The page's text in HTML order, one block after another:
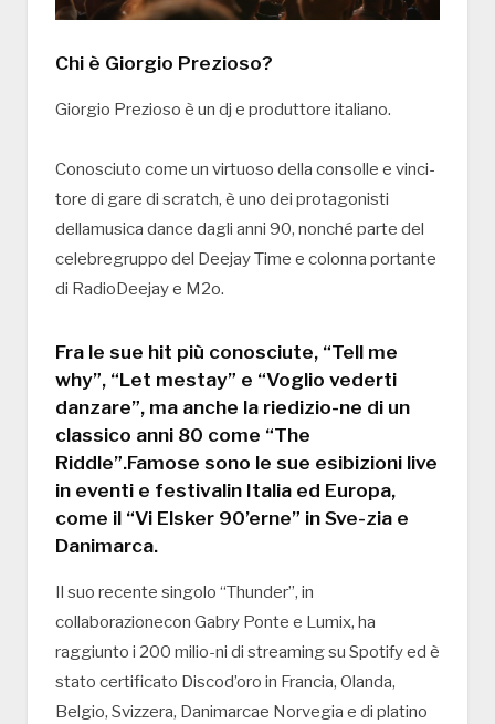
Chi è Giorgio Prezioso?
Giorgio Prezioso è un dj e produttore italiano.
Conosciuto come un virtuoso della consolle e vinci-
tore di gare di scratch, è uno dei protagonisti
dellamusica dance dagli anni 90, nonché parte del
celebregruppo del Deejay Time e colonna portante
di RadioDeejay e M2o.
Fra le sue hit più conosciute, “Tell me
why”, “Let mestay” e “Voglio vederti
danzare”, ma anche la riedizio-ne di un
classico anni 80 come “The
Riddle”.Famose sono le sue esibizioni live
in eventi e festivalin Italia ed Europa,
come il “Vi Elsker 90’erne” in Sve-zia e
Danimarca.
Il suo recente singolo “Thunder”, in
collaborazionecon Gabry Ponte e Lumix, ha
raggiunto i 200 milio-ni di streaming su Spotify ed è
stato certificato Discod’oro in Francia, Olanda,
Belgio, Svizzera, Danimarcae Norvegia e di platino